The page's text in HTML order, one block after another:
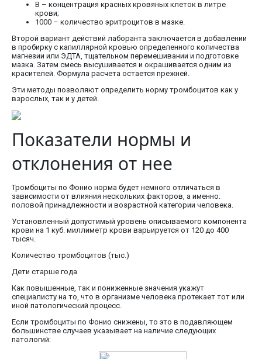
В – концентрация красных кровяных клеток в литре
крови;
1000 – количество эритроцитов в мазке.
Второй вариант действий лаборанта заключается в добавлении
в пробирку с капиллярной кровью определенного количества
магнезии или ЭДТА, тщательном перемешивании и подготовке
мазка. Затем смесь высушивается и окрашивается одним из
красителей. Формула расчета остается прежней.
Эти методы позволяют определить норму тромбоцитов как у
взрослых, так и у детей.
Показатели нормы и
отклонения от нее
Тромбоциты по Фонио норма будет немного отличаться в
зависимости от влияния нескольких факторов, а именно:
половой принадлежности и возрастной категории человека.
Установленный допустимый уровень описываемого компонента
крови на 1 куб. миллиметр крови варьируется от 120 до 400
тысяч.
Количество тромбоцитов (тыс.)
Дети старше года
Как повышенные, так и пониженные значения укажут
специалисту на то, что в организме человека протекает тот или
иной патологический процесс.
Если тромбоциты по Фонио снижены, то это в подавляющем
большинстве случаев указывает на наличие следующих
патологий: